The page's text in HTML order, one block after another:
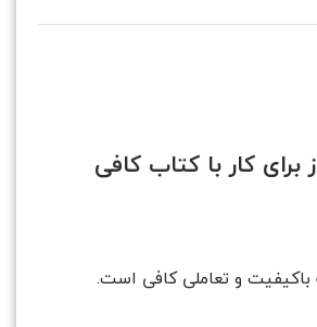
برای کار با کتاب کافی